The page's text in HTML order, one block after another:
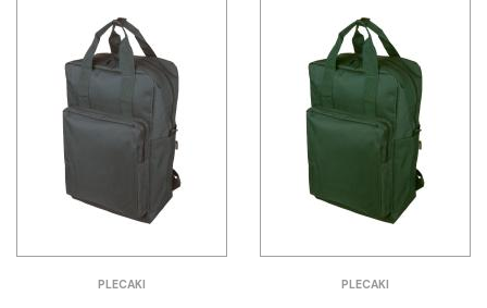
PLECAKI PLECAKI